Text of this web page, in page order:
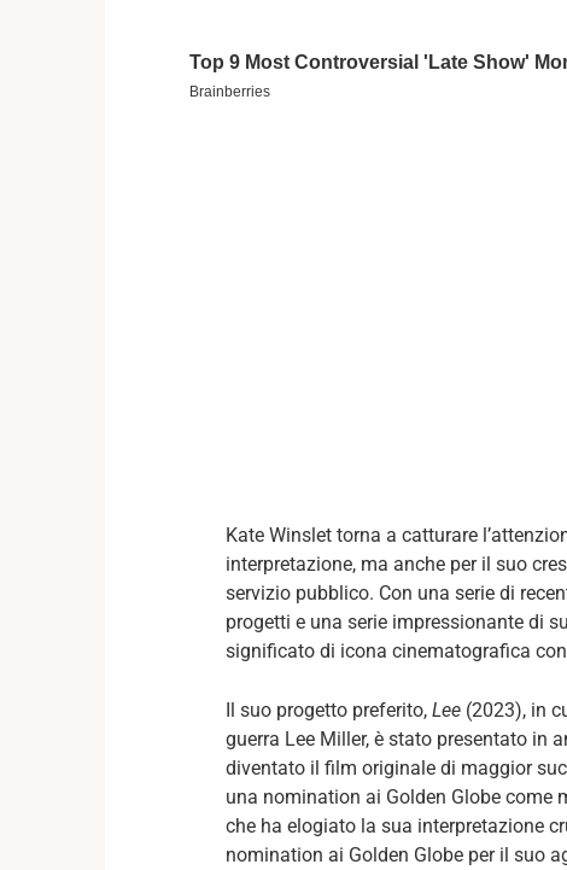
Kate Winslet torna a catturare
interpretazione, ma anche per il suo
servizio pubblico. Con una serie di
progetti e una serie impressionante di
significato di icona cinematografica
Il suo progetto preferito, Lee (2023), in
guerra Lee Miller, è stato presentato in
diventato il film originale di maggior
una nomination ai Golden Globe
che ha elogiato la sua interpretazione
nomination ai Golden Globe per il suo